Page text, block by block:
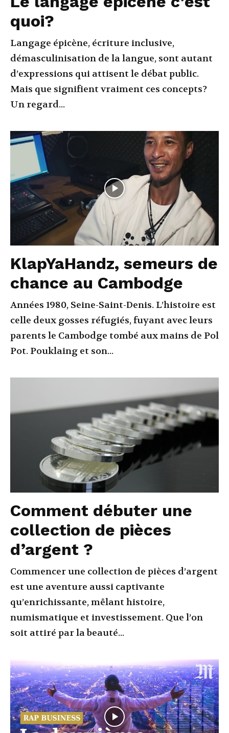
quoi?
Langage épicène, écriture inclusive,
démasculinisation de la langue, sont autant
d’expressions qui attisent le débat public.
Mais que signifient vraiment ces concepts?
Un regard...
KlapYaHandz, semeurs de
chance au Cambodge
Années 1980, Seine-Saint-Denis. L’histoire est
celle deux gosses réfugiés, fuyant avec leurs
parents le Cambodge tombé aux mains de Pol
Pot. Pouklaing et son...
Comment débuter une
collection de pièces
d’argent ?
Commencer une collection de pièces d’argent
est une aventure aussi captivante
qu’enrichissante, mêlant histoire,
numismatique et investissement. Que l’on
soit attiré par la beauté...